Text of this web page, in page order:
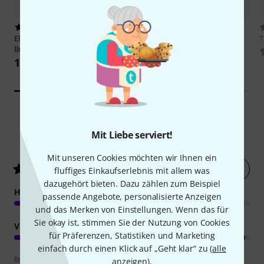
Mit Liebe serviert!
Mit unseren Cookies möchten wir Ihnen ein
fluffiges Einkaufserlebnis mit allem was
dazugehört bieten. Dazu zählen zum Beispiel
passende Angebote, personalisierte Anzeigen
und das Merken von Einstellungen. Wenn das für
Sie okay ist, stimmen Sie der Nutzung von Cookies
für Präferenzen, Statistiken und Marketing
einfach durch einen Klick auf „Geht klar“ zu (alle
anzeigen).
Elixir
Nanoweb Light Phosphor
Bronze
16,90 €
Gator
144 €
Kundenbewertungen
4.8/ 5 Jetzt bewerten
HANDLING
VERARBEITUNG
Bewertungsrichtlinien